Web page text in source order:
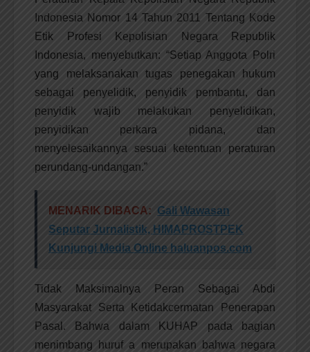
Indonesia Nomor 14 Tahun 2011 Tentang Kode
Etik Profesi Kepolisian Negara Republik
Indonesia, menyebutkan: “Setiap Anggota Polri
yang melaksanakan tugas penegakan hukum
sebagai penyelidik, penyidik pembantu, dan
penyidik wajib melakukan penyelidikan,
penyidikan perkara pidana, dan
menyelesaikannya sesuai ketentuan peraturan
perundang-undangan.”
MENARIK DIBACA: Gali Wawasan
Seputar Jurnalistik, HIMAPROSTPEK
Kunjungi Media Online haluanpos.com
Tidak Maksimalnya Peran Sebagai Abdi
Masyarakat Serta Ketidakcermatan Penerapan
Pasal. Bahwa dalam KUHAP pada bagian
menimbang huruf a merupakan bahwa negara